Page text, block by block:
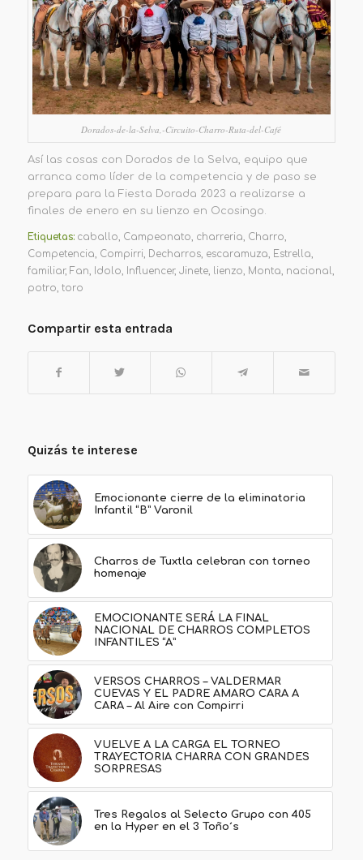
Dorados-de-la-Selva,-Circuito-Charro-Ruta-del-Café
Así las cosas con Dorados de la Selva, equipo que
arranca como líder de la competencia y de paso se
prepara para la Fiesta Dorada 2023 a realizarse a
finales de enero en su lienzo en Ocosingo.
Etiquetas: caballo, Campeonato, charreria, Charro,
Competencia, Compirri, Decharros, escaramuza, Estrella,
familiar, Fan, Idolo, Influencer, Jinete, lienzo, Monta, nacional,
potro, toro
Compartir esta entrada
Quizás te interese
Emocionante cierre de la eliminatoria
Infantil “B” Varonil
Charros de Tuxtla celebran con torneo
homenaje
EMOCIONANTE SERÁ LA FINAL
NACIONAL DE CHARROS COMPLETOS
INFANTILES “A”
VERSOS CHARROS – VALDERMAR
CUEVAS Y EL PADRE AMARO CARA A
CARA – Al Aire con Compirri
VUELVE A LA CARGA EL TORNEO
TRAYECTORIA CHARRA CON GRANDES
SORPRESAS
Tres Regalos al Selecto Grupo con 405
en la Hyper en el 3 Toño´s